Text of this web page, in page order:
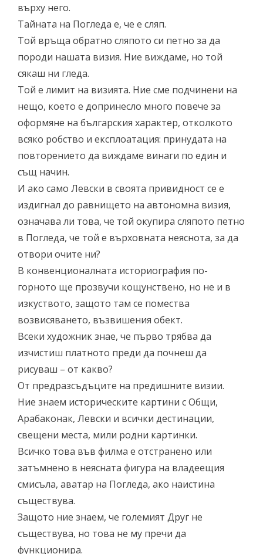
върху него.
Тайната на Погледа е, че е сляп.
Той връща обратно сляпото си петно за да
породи нашата визия. Ние виждаме, но той
сякаш ни гледа.
Той е лимит на визията. Ние сме подчинени на
нещо, което е допринесло много повече за
оформяне на българския характер, отколкото
всяко робство и експлоатация: принудата на
повторението да виждаме винаги по един и
същ начин.
И ако само Левски в своята привидност се е
издигнал до равнището на автономна визия,
означава ли това, че той окупира сляпото петно
в Погледа, че той е върховната неяснота, за да
отвори очите ни?
В конвенционалната историография по-
горното ще прозвучи кощунствено, но не и в
изкуството, защото там се помества
возвисяването, възвишения обект.
Всеки художник знае, че първо трябва да
изчистиш платното преди да почнеш да
рисуваш – от какво?
От предразсъдъците на предишните визии.
Ние знаем историческите картини с Общи,
Арабаконак, Левски и всички дестинации,
свещени места, мили родни картинки.
Всичко това във филма е отстранено или
затъмнено в неясната фигура на владеещия
смисъла, аватар на Погледа, ако наистина
съществува.
Защото ние знаем, че големият Друг не
съществува, но това не му пречи да
функционира.